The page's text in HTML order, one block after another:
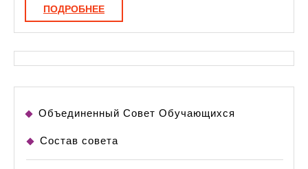
ПОДРОБНЕЕПОДРОБНЕЕ
Объединенный Совет Обучающихся
Состав совета